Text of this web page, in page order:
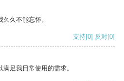
久不能忘怀。
支持[0] 反对[0]
足我日常使用的需求。